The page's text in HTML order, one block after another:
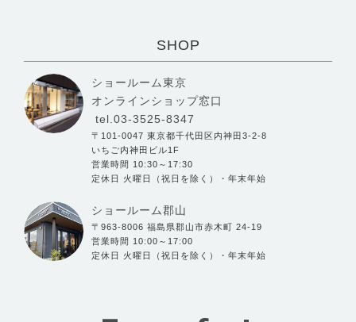
SHOP
ショールーム東京
オンラインショップ窓口
tel.03-3525-8347
〒101-0047 東京都千代田区内神田3-2-8
いちご内神田ビル1F
営業時間 10:30～17:30
定休日 火曜日（祝日を除く）・年末年始
ショールーム郡山
〒963-8006 福島県郡山市赤木町 24-19
営業時間 10:00～17:00
定休日 火曜日（祝日を除く）・年末年始